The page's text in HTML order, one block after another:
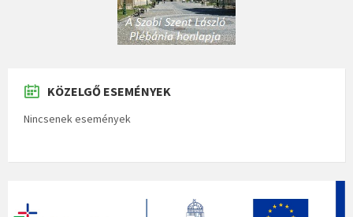
KÖZELGŐ ESEMÉNYEK
Nincsenek események